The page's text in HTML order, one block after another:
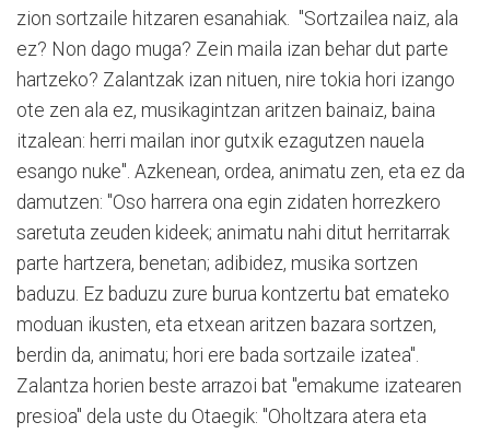
zion sortzaile hitzaren esanahiak. "Sortzailea naiz, ala
ez? Non dago muga? Zein maila izan behar dut parte
hartzeko? Zalantzak izan nituen, nire tokia hori izango
ote zen ala ez, musikagintzan aritzen bainaiz, baina
itzalean: herri mailan inor gutxik ezagutzen nauela
esango nuke". Azkenean, ordea, animatu zen, eta ez da
damutzen: "Oso harrera ona egin zidaten horrezkero
saretuta zeuden kideek; animatu nahi ditut herritarrak
parte hartzera, benetan; adibidez, musika sortzen
baduzu. Ez baduzu zure burua kontzertu bat emateko
moduan ikusten, eta etxean aritzen bazara sortzen,
berdin da, animatu; hori ere bada sortzaile izatea".
Zalantza horien beste arrazoi bat "emakume izatearen
presioa" dela uste du Otaegik: "Oholtzara atera eta